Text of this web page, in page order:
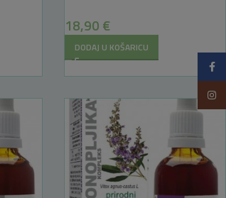
18,90 €
DODAJ U KOŠARICU